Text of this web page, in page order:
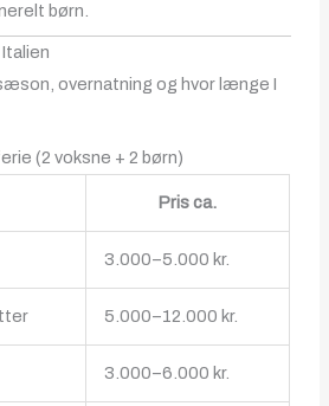
børn.
overnatning og hvor længe I
(2 voksne + 2 børn)
Pris ca.
3.000–5.000 kr.
5.000–12.000 kr.
3.000–6.000 kr.